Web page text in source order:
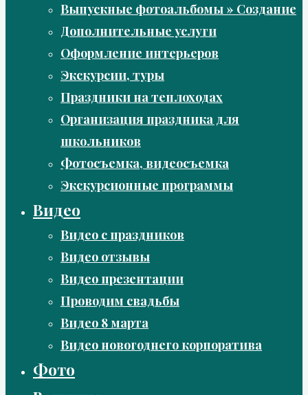
Выпускные фотоальбомы » Создание
Дополнительные услуги
Оформление интерьеров
Экскурсии, туры
Праздники на теплоходах
Организация праздника для
школьников
Фотосъемка, видеосъемка
Экскурсионные программы
Видео
Видео с праздников
Видео отзывы
Видео презентации
Проводим свадьбы
Видео 8 марта
Видео новогоднего корпоратива
Фото